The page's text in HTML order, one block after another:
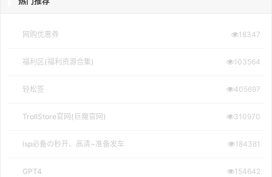
网购优惠券 18347
福利区(福利资源合集) 103564
轻松签 405697
TrollStore官网(巨魔官网) 310970
lsp必备の秒开、高清~准备发车 184381
GPT4 154642